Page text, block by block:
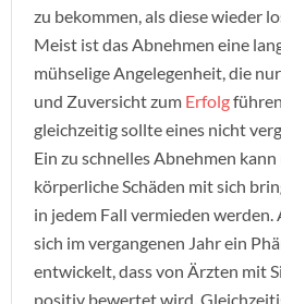
zu bekommen, als diese wieder
Meist ist das Abnehmen eine
mühselige Angelegenheit, die
und Zuversicht zum Erfolg
gleichzeitig sollte eines nicht
Ein zu schnelles Abnehmen kann
körperliche Schäden mit sich
in jedem Fall vermieden
sich im vergangenen Jahr ein
entwickelt, dass von Ärzten mit
positiv bewertet wird.